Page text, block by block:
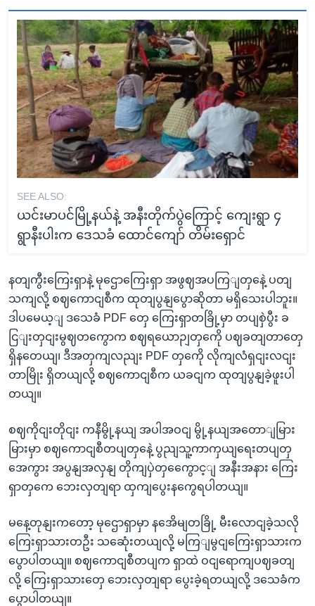
SEE ALSO:
ယင်းမာပင်မြို့နယ်နဲ့ အနီးတိုက်ပွဲကြောင့် ကျေးရွာ ၄
ရွာနီးပါးက ဒေသခံ ထောင်ကျော် တိမ်းရှောင်
နတျကွီးကြေးရှာနဲ့ မုဌောကြေးရှာ အဖွဈအပကြျတှနေဲ့ ပတျ
သကျလို့ စဈကောငျစီက ထုတျပွနျပွောဆိုတာ မရှိသေးပါဘူး။
ဒါပမေယ့ျ ဒသေခံ PDF တှေ ကြေးရှာတခြို့မှာ တပျစှဲပွီး ခ
ငြျးတှငျးမွဈတကွောက စဈရယောဉျတှကေို ပဈခတျတာတှေ
ရှိနတေယျ၊ ဒီအတှကျလညျး PDF တှကေို လိုကျလံရှငျးလငျး
တာမြိုး ရှိတယျလို့ စဈကောငျစီက ယခငျက ထုတျပွနျခဲ့ဖူးပါ
တယျ။
စဈကိုငျးတိုငျး ကနီမွို့နယျ အပါအဝငျ မွို့နယျအတောျမြား
မြားမှာ စဈကောငျစီတပျတှနေဲ့ ပွညျသူ့ကာကှယျရေးတပျတှ
အေကွား အပွနျအလှနျ တိုကျပှဲတှကွေောင့ျ အနီးအနား ကြေး
ရှာတှကေ ဘေးလှတျရာ ထှကျပွေးနကွေရပါတယျ။
မနေ့တုနျးကတော့ မုဌောရှာမှာ နအေိမျတခြို့ မီးလောငျခဲ့သလို
ကြေးရှာသားတဦး သဆေုံးတယျလို့ မကြျမွငျကြေးရှာသားက
ပွောပါတယျ။ စဈကောငျစီတပျက ရှာထဲ ဝငျရောကျပဈခတျ
လို့ ကြေးရှာသားတှေ ဘေးလှတျရာ ပွေးခဲ့ရတယျလို့ ဒသေခံက
ပွောပါတယျ။